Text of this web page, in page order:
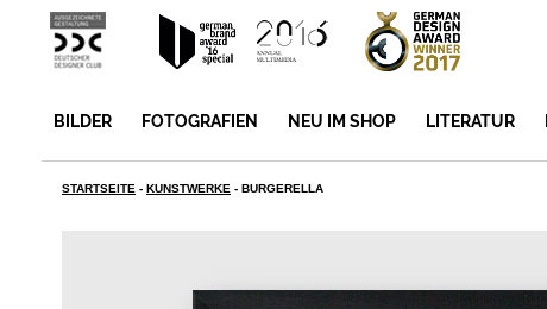
BILDER FOTOGRAFIEN NEU IM SHOP LITERATUR
STARTSEITE - KUNSTWERKE - BURGERELLA